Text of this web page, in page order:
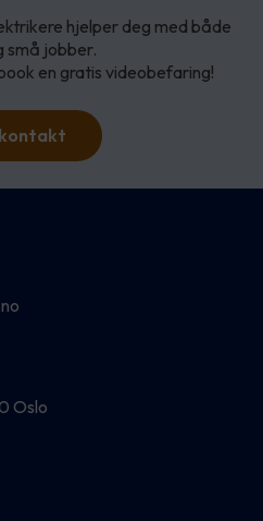
hjelper deg med både
små jobber.
en gratis videobefaring!
Oslo